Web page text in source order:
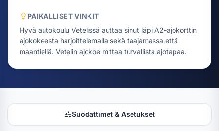
PAIKALLISET VINKIT
Hyvä autokoulu Vetelissä auttaa sinut läpi A2-ajokorttin
ajokokeesta harjoittelemalla sekä taajamassa että
maantiellä. Vetelin ajokoe mittaa turvallista ajotapaa.
Suodattimet & Asetukset